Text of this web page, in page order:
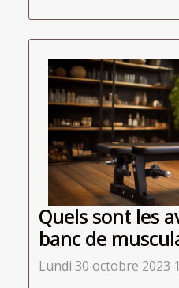
Quels sont les
banc de
Lundi 30 octobre 2023